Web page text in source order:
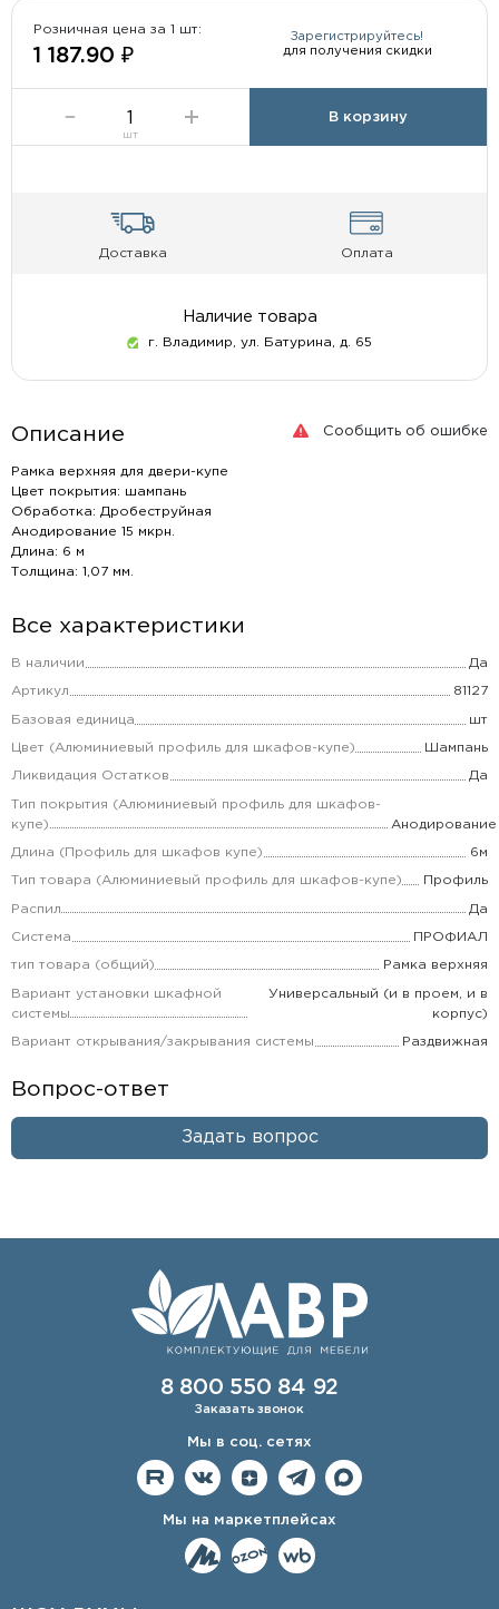
Розничная цена за 1 шт:
1 187.90 ₽
Зарегистрируйтесь!
для получения скидки
шт
В корзину
Доставка Оплата
Наличие товара
г. Владимир, ул. Батурина, д. 65
Сообщить об ошибке
Описание
Рамка верхняя для двери-купе
Цвет покрытия: шампань
Обработка: Дробеструйная
Анодирование 15 мкрн.
Длина: 6 м
Толщина: 1,07 мм.
Все характеристики
В наличии Да
Артикул 81127
Базовая единица шт
Цвет (Алюминиевый профиль для шкафов-купе) Шампань
Ликвидация Остатков Да
Тип покрытия (Алюминиевый профиль для шкафов-
купе)
Анодирование
Длина (Профиль для шкафов купе) 6м
Тип товара (Алюминиевый профиль для шкафов-купе) Профиль
Распил Да
Система ПРОФИАЛ
тип товара (общий) Рамка верхняя
Вариант установки шкафной
системы
Универсальный (и в проем, и в
корпус)
Вариант открывания/закрывания системы Раздвижная
Вопрос-ответ
Задать вопрос
8 800 550 84 92
Заказать звонок
Мы в соц. сетях
Мы на маркетплейсах